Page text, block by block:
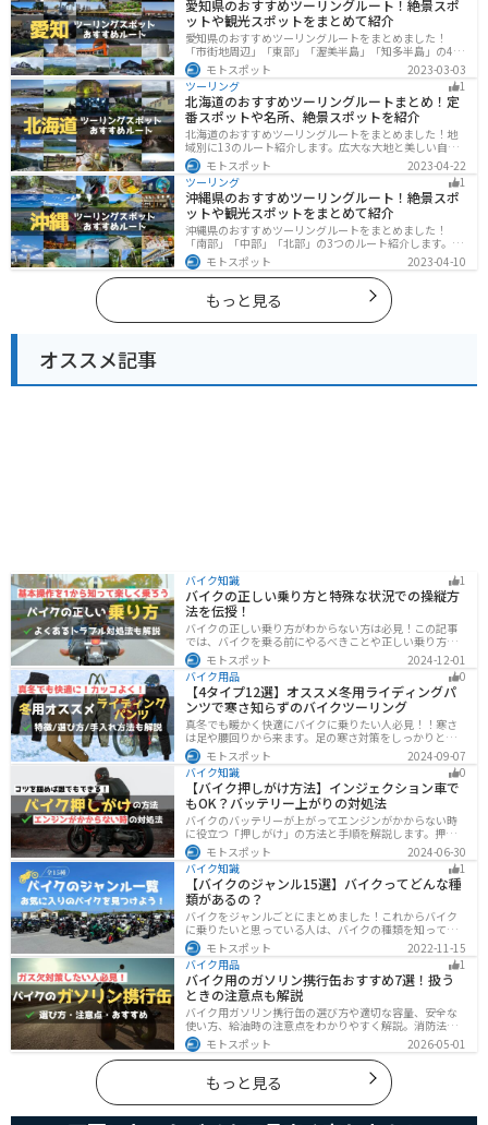
愛知県のおすすめツーリングルート！絶景スポ
ットや観光スポットをまとめて紹介
愛知県のおすすめツーリングルートをまとめました！
「市街地周辺」「東部」「渥美半島」「知多半島」の4つ
のルート紹介します。名古屋周辺の栄えたスポットから
山、海、美術館なども多数あり、自然・歴史・文化を満
喫するツーリングができます。バイクで愛知県にツーリ
ングに行く際は参考にしてください。
モトスポット
2023-03-03
ツーリング
1
北海道のおすすめツーリングルートまとめ！定
番スポットや名所、絶景スポットを紹介
北海道のおすすめツーリングルートをまとめました！地
域別に13のルート紹介します。広大な大地と美しい自然
が広がり、四季折々の魅力を楽しめる観光スポットが数
多くあります。バイクで北海道にツーリングに行く際は
参考にしてください。
モトスポット
2023-04-22
ツーリング
1
沖縄県のおすすめツーリングルート！絶景スポ
ットや観光スポットをまとめて紹介
沖縄県のおすすめツーリングルートをまとめました！
「南部」「中部」「北部」の3つのルート紹介します。美
しいビーチや歴史と文化に溢れたスポットが多数あり、
様々な楽しみ方ができます。バイクで沖縄県にツーリン
グに行く際は参考にしてください。
モトスポット 2023-04-10
もっと見る
オススメ記事
バイク知識 1
バイクの正しい乗り方と特殊な状況での操縦方
法を伝授！
バイクの正しい乗り方がわからない方は必見！この記事
では、バイクを乗る前にやるべきことや正しい乗り方、
トラブルと対処法を解説しています。実は、車と気をつ
ける部分はかなり異なるので注意が必要です。この記事
を読めば、安全で快適なバイクライフを送れます。
モトスポット
2024-12-01
バイク用品
0
【4タイプ12選】オススメ冬用ライディングパ
ンツで寒さ知らずのバイクツーリング
真冬でも暖かく快適にバイクに乗りたい人必見！！寒さ
は足や腰回りから来ます。足の寒さ対策をしっかりとす
ることで、体全体の寒さを防ぎ快適なバイクツーリング
を楽しむことができます。この記事では、4つのタイプ別
に真冬でも使えるライディングパンツを12選紹介しま
す！
モトスポット
2024-09-07
バイク知識
0
【バイク押しがけ方法】インジェクション車で
もOK？バッテリー上がりの対処法
バイクのバッテリーが上がってエンジンがかからない時
に役立つ「押しがけ」の方法と手順を解説します。押し
がけができるバイクとできないバイクがあるので、自分
のバイクができるのか確認しておきましょう。
モトスポット
2024-06-30
バイク知識
1
【バイクのジャンル15選】バイクってどんな種
類があるの？
バイクをジャンルごとにまとめました！これからバイク
に乗りたいと思っている人は、バイクの種類を知って気
になる1台を見つけましょう。特徴やメリットデメリット
なども記載しているので、デザインだけでなく性能から
もバイクを探せるようになると失敗しないバイク選びば
できるようになります。
モトスポット
2022-11-15
バイク用品
1
バイク用のガソリン携行缶おすすめ7選！扱う
ときの注意点も解説
バイク用ガソリン携行缶の選び方や適切な容量、安全な
使い方、給油時の注意点をわかりやすく解説。消防法適
合品の見分け方や保管・圧力調整のコツ、スタンドでの
給油ルールまで網羅し、ツーリング時のガス欠対策をサ
ポート。SOTOやKIJIMAなどおすすめ携行缶も紹介しま
モトスポット 2026-05-01
もっと見る